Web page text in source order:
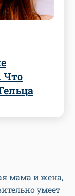
Что
мама и жена,
умеет